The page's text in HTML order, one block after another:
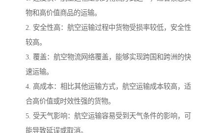
物和高价值商品的运输。
2. 安全性高：航空运输过程中货物受损率较低，安全性
较高。
3. 覆盖：航空物流网络覆盖，能够实现跨国和跨洲的快
速运输。
4. 高成本：相比其他运输方式，航空运输成本较高，适
合高价值或时效性强的货物。
5. 受天气影响：航空运输容易受到天气条件的影响，可
能导致延误或取消。